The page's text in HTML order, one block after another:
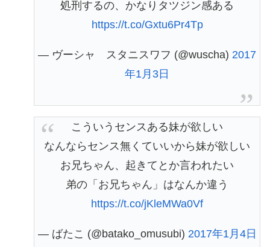
処刑するの、かなりタツジン感ある
https://t.co/Gxtu6Pr4Tp
— ヴーシャ スタニスワフ (@wuscha) 2017
年1月3日
こういうセンスある妹が欲しい
なんならセンス無くていいから妹が欲しい
お兄ちゃん、起きてとか言われたい
弟の「お兄ちゃん」はなんか違う
https://t.co/jKleMWa0Vf
— ばたこ (@batako_omusubi) 2017年1月4日